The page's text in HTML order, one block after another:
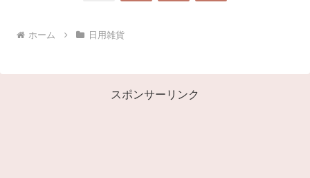
ホーム 日用雑貨
スポンサーリンク